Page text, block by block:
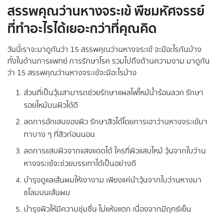
สรรพคุณว่านหางจระเข้พืชมหัศจรรย์
ที่ทำอะไรได้เยอะกว่าที่คุณคิด
วันนี้เราจะมาดูกันว่า 15 สรรพคุณว่านหางจระเข้ จะมีอะไรกันบ้าง
ทั้งในด้านการแพทย์ การรักษาโรค รวมไปถึงด้านความงาม มาดูกัน
ว่า 15 สรรพคุณว่านหางจระเข้จะมีอะไรบ้าง
ส่วนที่เป็นวุ้นสามารถช่วยรักษาแผลไฟไหม้น้ำร้อนลวก รักษา
รอยไหม้บนผิวได้ดี
ลดการอักเสบของผิว รักษาสิวได้โดยการเอาว่านหางจระเข้มา
ทาบาง ๆ ที่สิวก่อนนอน
ลดการแสบผิวจากแสงแดดได้ ใครที่ผิวแสบไหม้ วุ้นจากใบว่าน
หางจระเข้จะช่วยบรรเทาได้เป็นอย่างดี
บำรุงดูแลเส้นผมให้เงางาม เพียงแค่นำวุ้นจากใบว่านหางมา
ชโลมบนเส้นผม
บำรุงผิวให้มีความชุ่มชื่น ไม่แห้งแตก เนื่องจากมีฤทธ์เย็น